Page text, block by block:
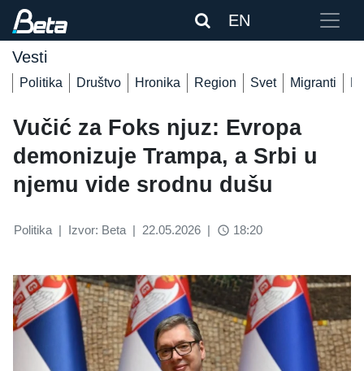
EN
Vesti
Politika Društvo Hronika Region Svet Migranti
Vučić za Foks njuz: Evropa
demonizuje Trampa, a Srbi u
njemu vide srodnu dušu
Politika | Izvor: Beta | 22.05.2026 | access_time 18:20